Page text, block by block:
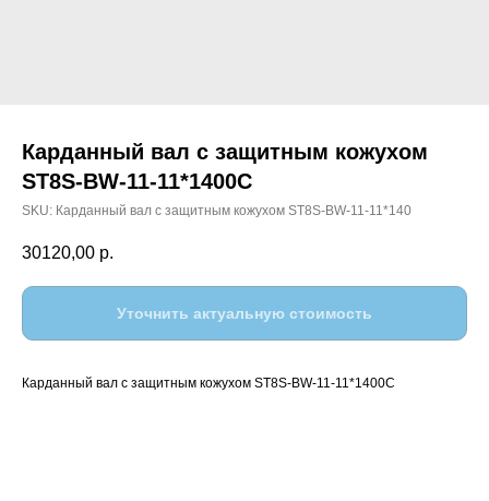
Карданный вал с защитным кожухом
ST8S-BW-11-11*1400C
SKU: Карданный вал с защитным кожухом ST8S-BW-11-11*140
30120,00 р.
Уточнить актуальную стоимость
Карданный вал с защитным кожухом ST8S-BW-11-11*1400C